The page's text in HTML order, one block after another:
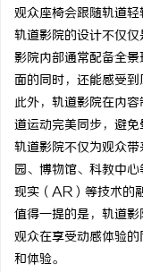
观众座椅会跟随轨道
轨道影院的设计不仅
影院内部通常配备全
面的同时，还能感受
此外，轨道影院在内
道运动完美同步，避
轨道影院不仅为观众
园、博物馆、科教中
现实（AR）等技术的
值得一提的是，轨道
观众在享受动感体验
和体验。